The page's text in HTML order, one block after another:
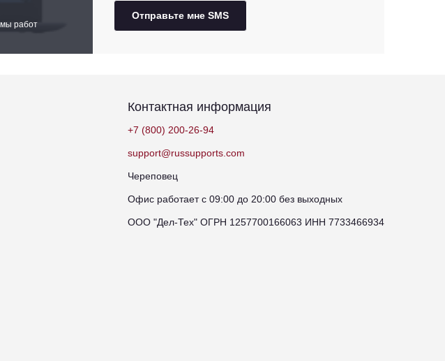
работ
Отправьте мне SMS
Контактная информация
+7 (800) 200-26-94
support@russupports.com
Череповец
Офис работает с 09:00 до 20:00 без выходных
ООО "Дел-Тех" ОГРН 1257700166063 ИНН 7733466934